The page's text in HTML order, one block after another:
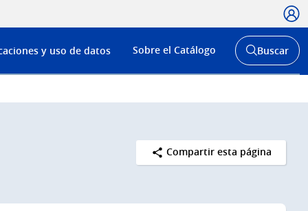
Menú
de
y uso de datos Sobre el Catálogo
Abrir
buscador
Buscar
Compartir esta página